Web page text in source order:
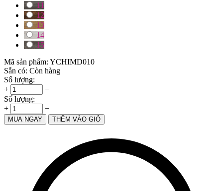
11
12
13
14
15
Mã sản phẩm: YCHIMD010
Sẵn có: Còn hàng
Số lượng:
+
−
Số lượng:
+
−
MUA NGAY THÊM VÀO GIỎ